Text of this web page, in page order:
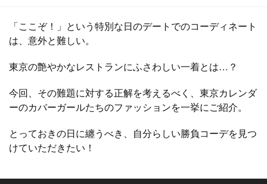
「ここぞ！」という特別な日のデートでのコーディネート
は、意外と難しい。
東京の艶やかなレストランにふさわしい一着とは…？
今回、その難題に対する正解を考えるべく、東京カレンダ
ーのカバーガールたちのファッションを一挙にご紹介。
とっておきの日に纏うべき、自分らしい勝負コーデを見つ
けていただきたい！